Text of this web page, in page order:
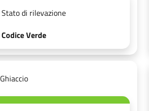
Stato di rilevazione
Codice Verde
Ghiaccio